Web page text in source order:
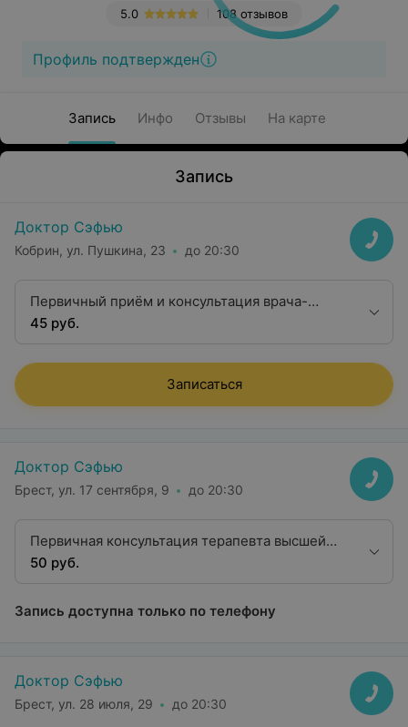
108 отзывов
5.0
Профиль подтвержден
Запись Инфо Отзывы На карте
Запись
Доктор Сэфью
Кобрин, ул. Пушкина, 23 до 20:30
Первичный приём и консультация врача-
терапевта
45 руб.
Записаться
Доктор Сэфью
Брест, ул. 17 сентября, 9 до 20:30
Первичная консультация терапевта высшей
квалификационной категории
50 руб.
Запись доступна только по телефону
Доктор Сэфью
Брест, ул. 28 июля, 29 до 20:30